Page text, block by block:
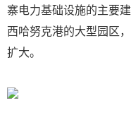
寨电力基础设施的主要
西哈努克港的大型园区
扩大。